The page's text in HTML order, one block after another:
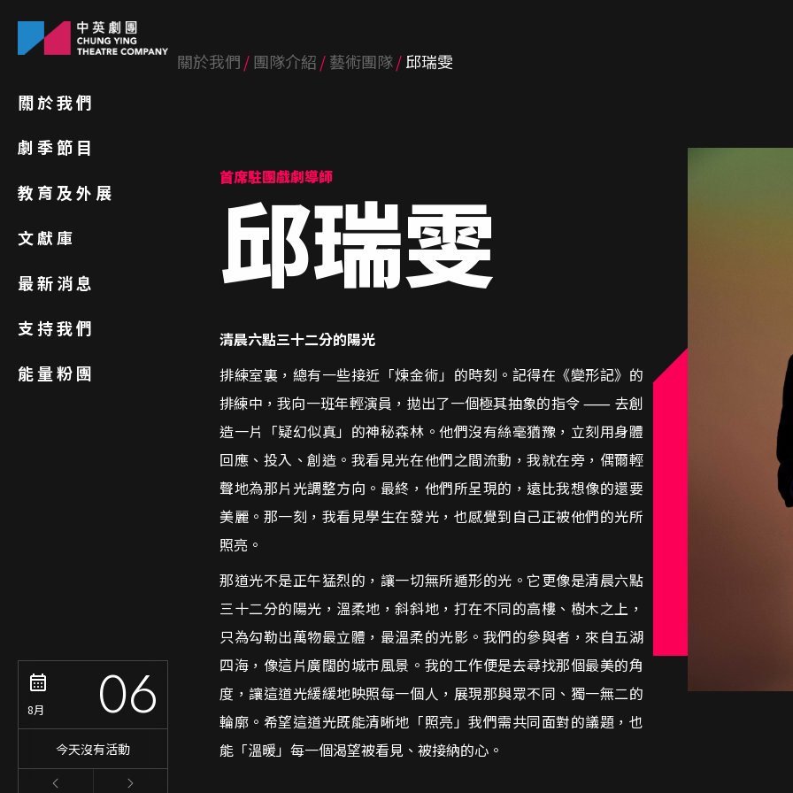
關於我們
劇季節目
教育及外展
文獻庫
最新消息
支持我們
能量粉團
8月 06
今天沒有活動
關於我們 團隊介紹 藝術團隊 邱瑞雯
首席駐團戲劇導師
邱瑞雯
清晨六點三十二分的陽光
排練室裏，總有一些接近「煉金術」的時刻。記得在《變形記》的
排練中，我向一班年輕演員，拋出了一個極其抽象的指令 ⸺ 去創
造一片「疑幻似真」的神秘森林。他們沒有絲毫猶豫，立刻用身體
回應、投入、創造。我看見光在他們之間流動，我就在旁，偶爾輕
聲地為那片光調整方向。最終，他們所呈現的，遠比我想像的還要
美麗。那一刻，我看見學生在發光，也感覺到自己正被他們的光所
照亮。
那道光不是正午猛烈的，讓一切無所遁形的光。它更像是清晨六點
三十二分的陽光，溫柔地，斜斜地，打在不同的高樓、樹木之上，
只為勾勒出萬物最立體，最溫柔的光影。我們的參與者，來自五湖
四海，像這片廣闊的城市風景。我的工作便是去尋找那個最美的角
度，讓這道光緩緩地映照每一個人，展現那與眾不同、獨一無二的
輪廓。希望這道光既能清晰地「照亮」我們需共同面對的議題，也
能「溫暖」每一個渴望被看見、被接納的心。